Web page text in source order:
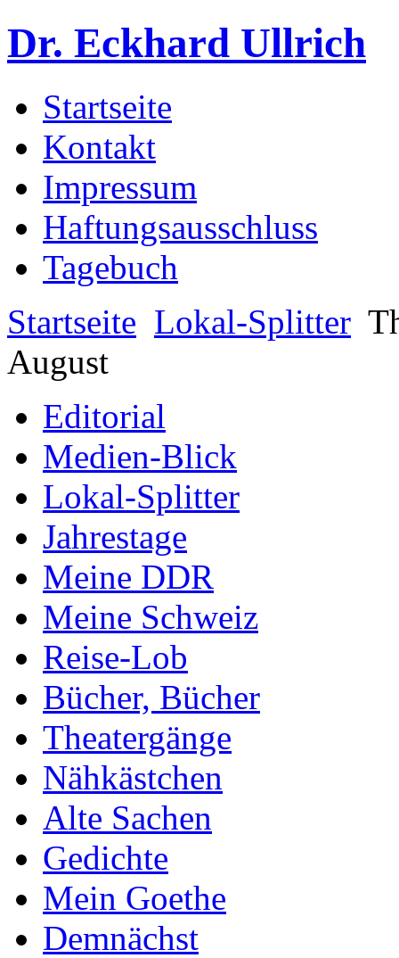
Dr. Eckhard Ullrich
Startseite
Kontakt
Impressum
Haftungsausschluss
Tagebuch
Startseite Lokal-Splitter
August
Editorial
Medien-Blick
Lokal-Splitter
Jahrestage
Meine DDR
Meine Schweiz
Reise-Lob
Bücher, Bücher
Theatergänge
Nähkästchen
Alte Sachen
Gedichte
Mein Goethe
Demnächst